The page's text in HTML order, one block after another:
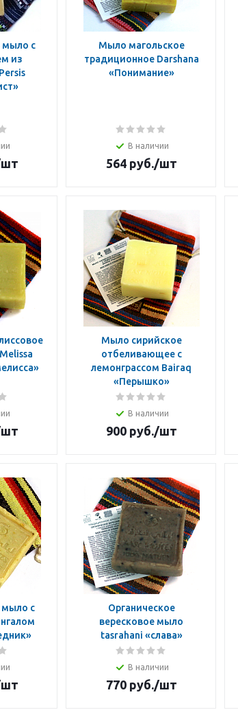
мыло с
из
Мыло магольское
традиционное Darshana
«Понимание»
В наличии
564руб./шт
Мыло сирийское
отбеливающее с
лемонграссом Bairaq
«Перышко»
В наличии
900руб./шт
мыло с
Органическое
вересковое мыло
tasrahani «слава»
В наличии
770руб./шт